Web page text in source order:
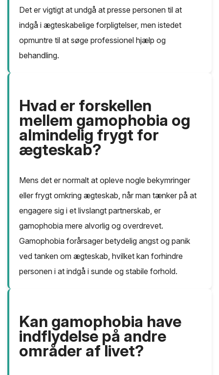
Det er vigtigt at undgå at presse personen til at
indgå i ægteskabelige forpligtelser, men istedet
opmuntre til at søge professionel hjælp og
behandling.
Hvad er forskellen
mellem gamophobia og
almindelig frygt for
ægteskab?
Mens det er normalt at opleve nogle bekymringer
eller frygt omkring ægteskab, når man tænker på at
engagere sig i et livslangt partnerskab, er
gamophobia mere alvorlig og overdrevet.
Gamophobia forårsager betydelig angst og panik
ved tanken om ægteskab, hvilket kan forhindre
personen i at indgå i sunde og stabile forhold.
Kan gamophobia have
indflydelse på andre
områder af livet?